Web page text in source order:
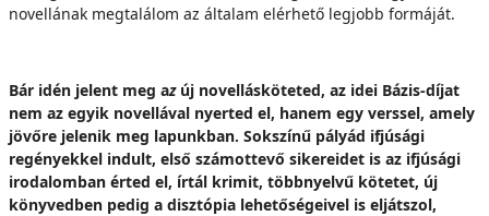
novellának megtalálom az általam elérhető legjobb formáját.
Bár idén jelent meg az új novellásköteted, az idei Bázis-díjat
nem az egyik novellával nyerted el, hanem egy verssel, amely
jövőre jelenik meg lapunkban. Sokszínű pályád ifjúsági
regényekkel indult, első számottevő sikereidet is az ifjúsági
irodalomban érted el, írtál krimit, többnyelvű kötetet, új
könyvedben pedig a disztópia lehetőségeivel is eljátszol,